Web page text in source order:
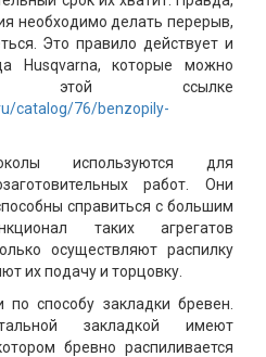
необходимо делать перерыв,
Это правило действует и
Husqvarna, которые можно
ссылке
catalog/76/benzopily-
используются для
работ. Они
справиться с большим
таких агрегатов
осуществляют распилку
их подачу и торцовку.
способу закладки бревен.
закладкой имеют
бревно распиливается